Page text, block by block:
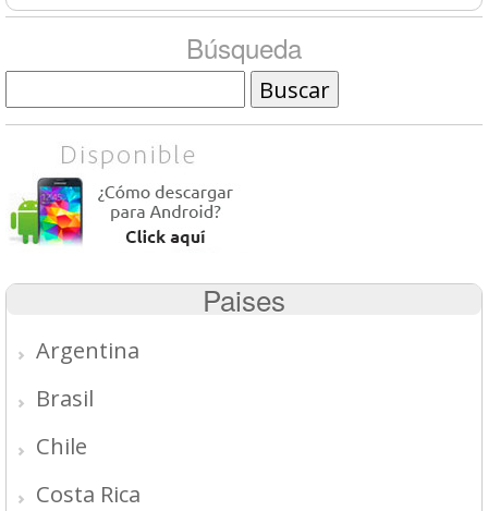
Búsqueda
Paises
Argentina
Brasil
Chile
Costa Rica